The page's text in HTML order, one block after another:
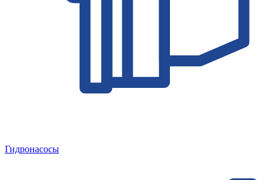
Гидронасосы